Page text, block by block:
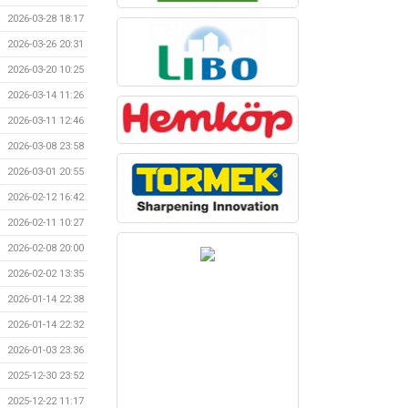
2026-03-28 18:17
2026-03-26 20:31
2026-03-20 10:25
2026-03-14 11:26
2026-03-11 12:46
2026-03-08 23:58
2026-03-01 20:55
2026-02-12 16:42
2026-02-11 10:27
2026-02-08 20:00
2026-02-02 13:35
2026-01-14 22:38
2026-01-14 22:32
2026-01-03 23:36
2025-12-30 23:52
2025-12-22 11:17